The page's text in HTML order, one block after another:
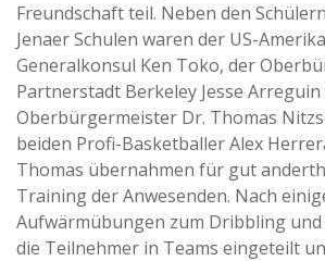
Freundschaft teil. Neben den
Jenaer Schulen waren der US-
Generalkonsul Ken Toko, der
Partnerstadt Berkeley Jesse Arreguin
Oberbürgermeister Dr. Thomas
beiden Profi-Basketballer Alex
Thomas übernahmen für gut
Training der Anwesenden. Nach
Aufwärmübungen zum Dribbling
die Teilnehmer in Teams eingeteilt